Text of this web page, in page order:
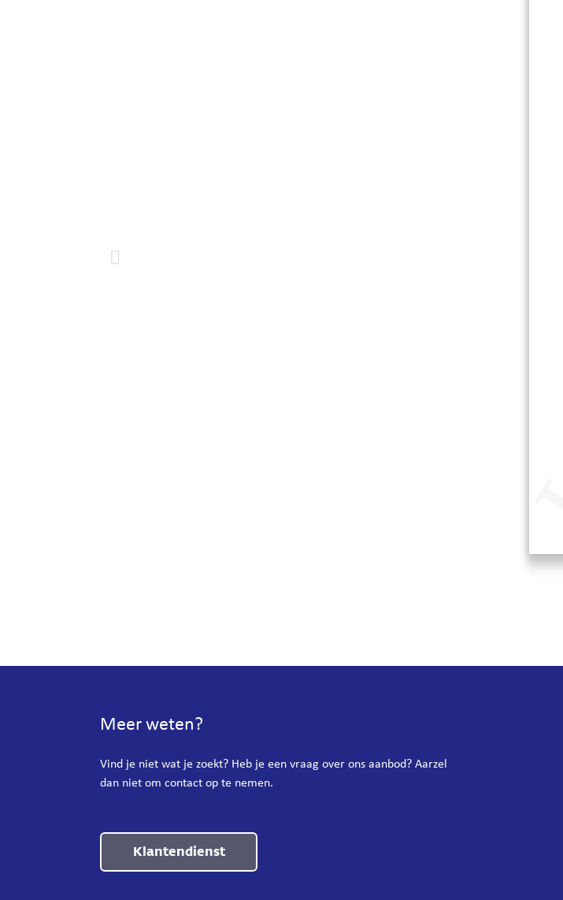
Meer weten?
Vind je niet wat je zoekt? Heb je een vraag over ons aanbod? Aarzel
dan niet om contact op te nemen.
Klantendienst